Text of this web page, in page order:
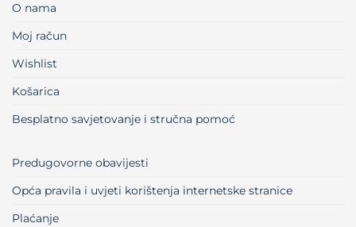
O nama
Moj račun
Wishlist
Košarica
Besplatno savjetovanje i stručna pomoć
Predugovorne obavijesti
Opća pravila i uvjeti korištenja internetske stranice
Plaćanje